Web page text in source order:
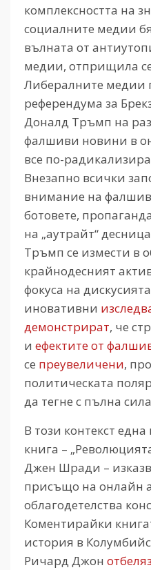
комплексността на
социалните медии
вълната от
медии, отприщила
Либералните медии
референдума за
Доналд Тръмп на
фалшиви новини в
все по-
Внезапно всички
внимание на
ботовете,
на „аутрайт“
Тръмп се измести в
крайнодесният
фокуса на
иновативни
демонстрират, че
и ефектите от
се преувеличени,
политическата
да тегне с пълна
В този контекст
книга –
Джен Шради –
присъщо на онлайн
облагодетелства
Коментирайки
история в
Ричард Джон